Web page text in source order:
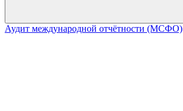
Аудит международной отчётности (МСФО)